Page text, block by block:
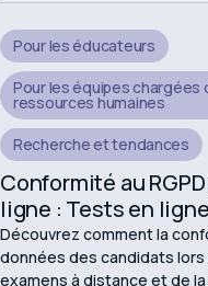
Pour les éducateurs
Pour les équipes
ressources humaines
Recherche et tendances
Conformité au
ligne : Tests en
Découvrez comment la
données des candidats
examens à distance et de